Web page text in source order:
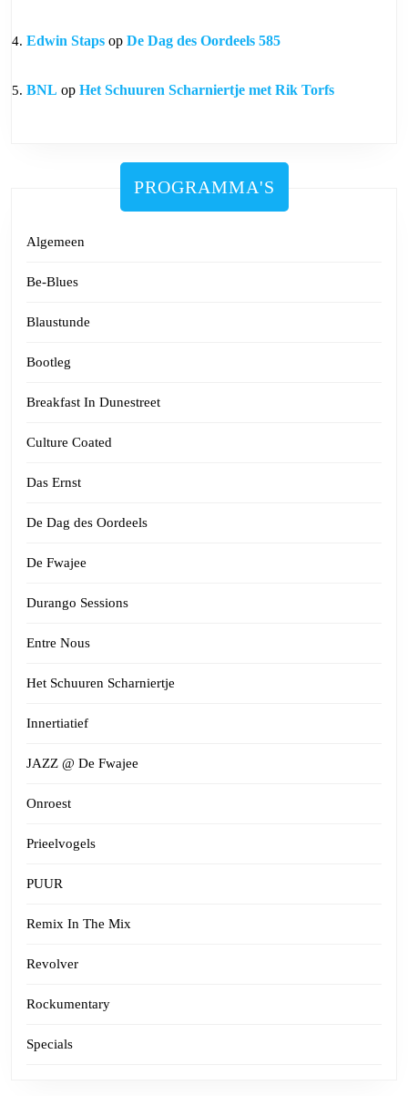
Edwin Staps op De Dag des Oordeels 585
BNL op Het Schuuren Scharniertje met Rik Torfs
PROGRAMMA'S
Algemeen
Be-Blues
Blaustunde
Bootleg
Breakfast In Dunestreet
Culture Coated
Das Ernst
De Dag des Oordeels
De Fwajee
Durango Sessions
Entre Nous
Het Schuuren Scharniertje
Innertiatief
JAZZ @ De Fwajee
Onroest
Prieelvogels
PUUR
Remix In The Mix
Revolver
Rockumentary
Specials